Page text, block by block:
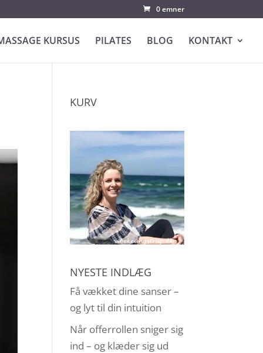
0 emner
KURSUS PILATES BLOG KONTAKT
KURV
NYESTE INDLÆG
Få vækket dine sanser –
og lyt til din intuition
Når offerrollen sniger sig
ind – og klæder sig ud